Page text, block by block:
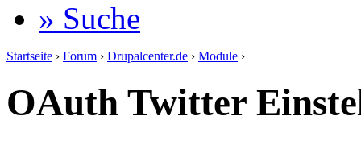
» Suche
Startseite › Forum › Drupalcenter.de › Module ›
OAuth Twitter